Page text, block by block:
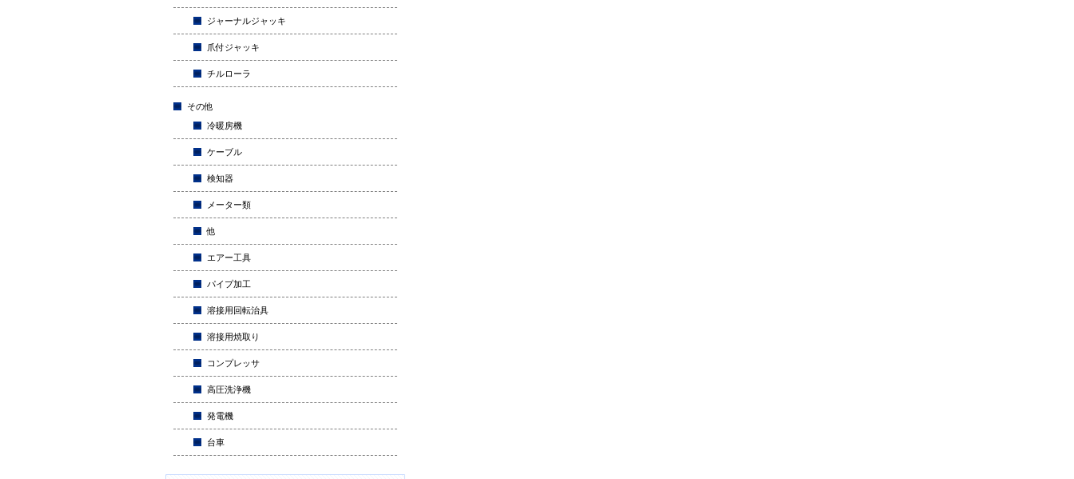
ジャーナルジャッキ
爪付ジャッキ
チルローラ
その他
冷暖房機
ケーブル
検知器
メーター類
他
エアー工具
パイプ加工
溶接用回転治具
溶接用焼取り
コンプレッサ
高圧洗浄機
発電機
台車